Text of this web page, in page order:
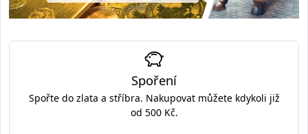
Spoření
Spořte do zlata a stříbra. Nakupovat můžete kdykoli již
od 500 Kč.